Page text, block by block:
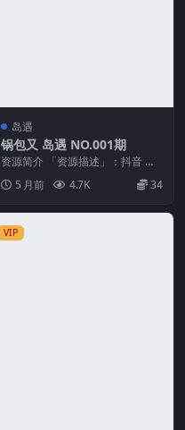
岛遇
锅包又 岛遇 NO.001期
资源简介 「资源描述」：抖音 锅
包又 岛遇 NO.001期 【10P1V】
「资...5 月前 4.7K 34
VIP